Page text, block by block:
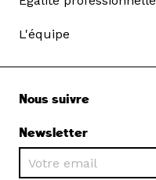
L'équipe
Nous suivre
Newsletter